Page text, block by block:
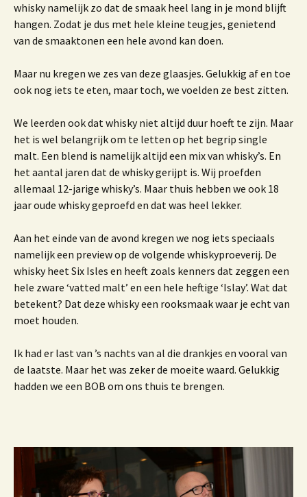
whisky namelijk zo dat de smaak heel lang in je mond blijft
hangen. Zodat je dus met hele kleine teugjes, genietend
van de smaaktonen een hele avond kan doen.
Maar nu kregen we zes van deze glaasjes. Gelukkig af en toe
ook nog iets te eten, maar toch, we voelden ze best zitten.
We leerden ook dat whisky niet altijd duur hoeft te zijn. Maar
het is wel belangrijk om te letten op het begrip single
malt. Een blend is namelijk altijd een mix van whisky’s. En
het aantal jaren dat de whisky gerijpt is. Wij proefden
allemaal 12-jarige whisky’s. Maar thuis hebben we ook 18
jaar oude whisky geproefd en dat was heel lekker.
Aan het einde van de avond kregen we nog iets speciaals
namelijk een preview op de volgende whiskyproeverij. De
whisky heet Six Isles en heeft zoals kenners dat zeggen een
hele zware ‘vatted malt’ en een hele heftige ‘Islay’. Wat dat
betekent? Dat deze whisky een rooksmaak waar je echt van
moet houden.
Ik had er last van ’s nachts van al die drankjes en vooral van
de laatste. Maar het was zeker de moeite waard. Gelukkig
hadden we een BOB om ons thuis te brengen.